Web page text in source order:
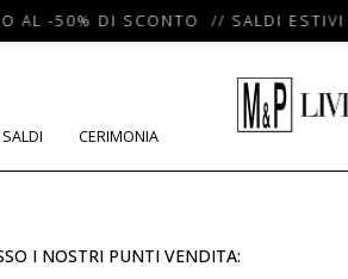
AL -50% DI SCONTO // SALDI
SALDI CERIMONIA
I NOSTRI PUNTI VENDITA: